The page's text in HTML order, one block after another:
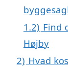
1.2) Find
Højby
2) Hvad